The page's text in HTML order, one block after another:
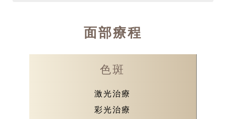
面部療程
色斑
激光治療
彩光治療